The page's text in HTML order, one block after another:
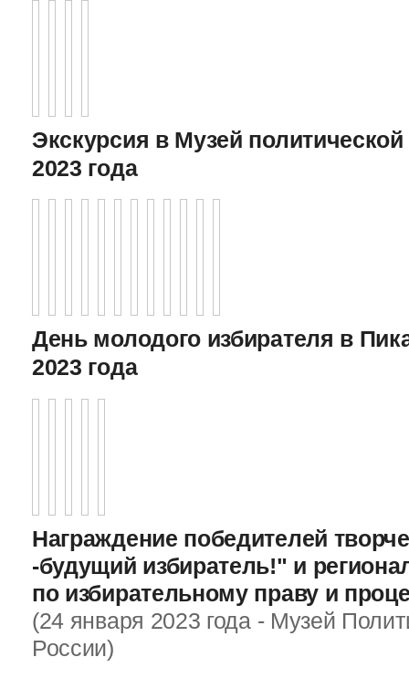
Экскурсия в Музей
2023 года
День молодого избирателя в
2023 года
Награждение победителей
-будущий избиратель!" и
по избирательному праву и
(24 января 2023 года - Музей
России)